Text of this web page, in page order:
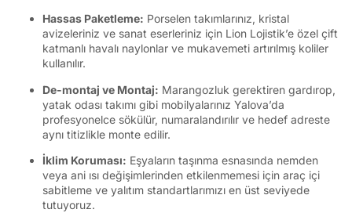
Hassas Paketleme: Porselen takımlarınız, kristal
avizeleriniz ve sanat eserleriniz için Lion Lojistik’e özel çift
katmanlı havalı naylonlar ve mukavemeti artırılmış koliler
kullanılır.
De-montaj ve Montaj: Marangozluk gerektiren gardırop,
yatak odası takımı gibi mobilyalarınız Yalova’da
profesyonelce sökülür, numaralandırılır ve hedef adreste
aynı titizlikle monte edilir.
İklim Koruması: Eşyaların taşınma esnasında nemden
veya ani ısı değişimlerinden etkilenmemesi için araç içi
sabitleme ve yalıtım standartlarımızı en üst seviyede
tutuyoruz.